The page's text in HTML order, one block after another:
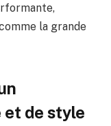
la grande
et de style